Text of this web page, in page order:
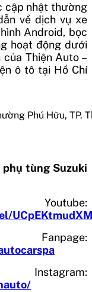
cập nhật thường
về dịch vụ xe
Android, bọc
hoạt động dưới
Thiện Auto –
ô tô tại Hồ Chí
Phú Hữu, TP.
phụ tùng Suzuki